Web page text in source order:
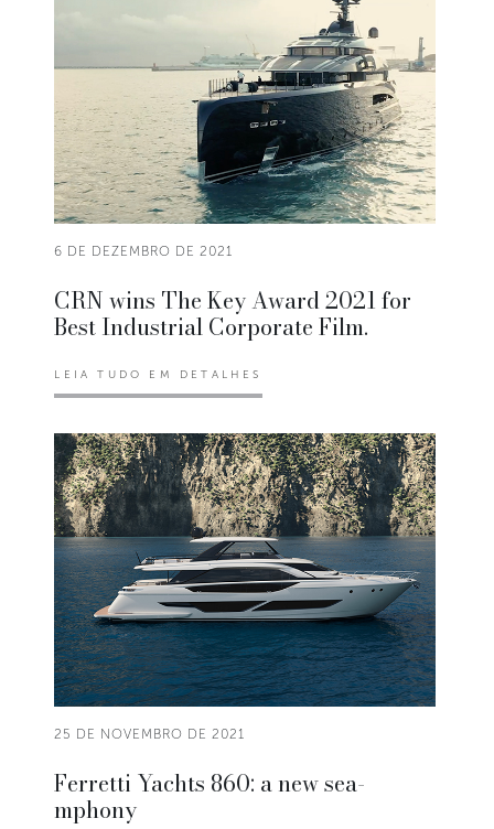
6 DE DEZEMBRO DE 2021
CRN wins The Key Award 2021 for
Best Industrial Corporate Film.
LEIA TUDO EM DETALHES
25 DE NOVEMBRO DE 2021
Ferretti Yachts 860: a new sea-
mphony